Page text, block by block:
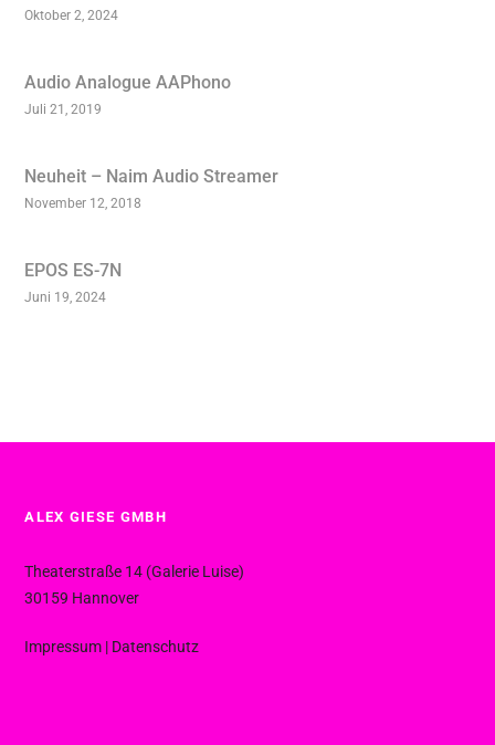
Oktober 2, 2024
Audio Analogue AAPhono
Juli 21, 2019
Neuheit – Naim Audio Streamer
November 12, 2018
EPOS ES-7N
Juni 19, 2024
ALEX GIESE GMBH
Theaterstraße 14 (Galerie Luise)
30159 Hannover
Impressum | Datenschutz